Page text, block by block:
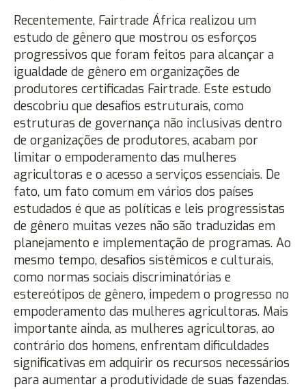
Recentemente, Fairtrade África realizou um
estudo de gênero que mostrou os esforços
progressivos que foram feitos para alcançar a
igualdade de gênero em organizações de
produtores certificadas Fairtrade. Este estudo
descobriu que desafios estruturais, como
estruturas de governança não inclusivas dentro
de organizações de produtores, acabam por
limitar o empoderamento das mulheres
agricultoras e o acesso a serviços essenciais. De
fato, um fato comum em vários dos países
estudados é que as políticas e leis progressistas
de gênero muitas vezes não são traduzidas em
planejamento e implementação de programas. Ao
mesmo tempo, desafios sistêmicos e culturais,
como normas sociais discriminatórias e
estereótipos de gênero, impedem o progresso no
empoderamento das mulheres agricultoras. Mais
importante ainda, as mulheres agricultoras, ao
contrário dos homens, enfrentam dificuldades
significativas em adquirir os recursos necessários
para aumentar a produtividade de suas fazendas.